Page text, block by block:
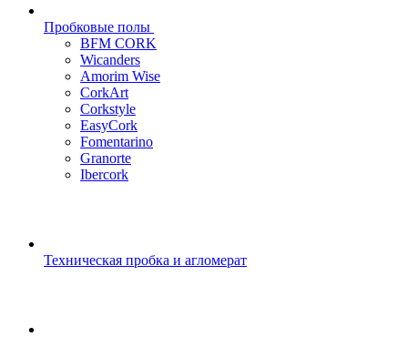
Пробковые полы
BFM CORK
Wicanders
Amorim Wise
CorkArt
Corkstyle
EasyCork
Fomentarino
Granorte
Ibercork
Техническая пробка и агломерат